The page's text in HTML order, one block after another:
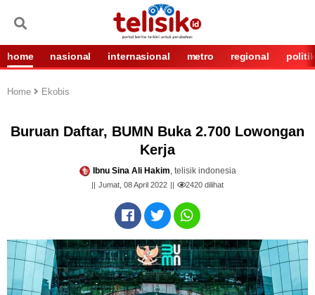
home nasional internasional metro regional politik
Home Ekobis
Buruan Daftar, BUMN Buka 2.700 Lowongan
Kerja
Ibnu Sina Ali Hakim, telisik indonesia
Jumat, 08 April 2022 2420 dilihat